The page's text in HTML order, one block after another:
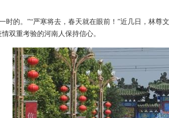
的。”“严寒将去，春天就在眼前！”近几日，林尊
双重考验的河南人保持信心。